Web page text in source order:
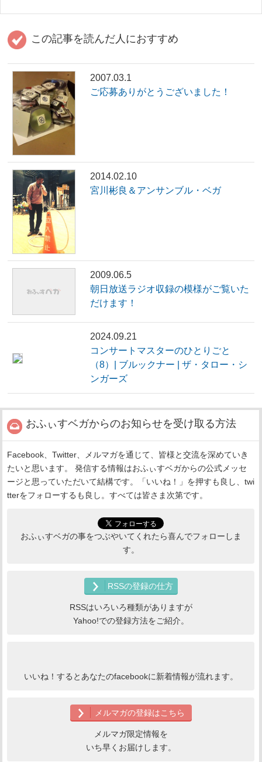
この記事を読んだ人におすすめ
2007.03.1
ご応募ありがとうございました！
2014.02.10
宮川彬良＆アンサンブル・ベガ
2009.06.5
朝日放送ラジオ収録の模様がご覧いた
だけます！
2024.09.21
コンサートマスターのひとりごと
（8）| ブルックナー | ザ・タロー・シ
ンガーズ
おふぃすベガからのお知らせを受け取る方法
Facebook、Twitter、メルマガを通じて、皆様と交流を深めていき
たいと思います。 発信する情報はおふぃすベガからの公式メッセ
ージと思っていただいて結構です。「いいね！」を押すも良し、twi
tterをフォローするも良し。すべては皆さま次第です。
おふぃすベガの事をつぶやいてくれたら喜んでフォローしま
す。
RSSの登録の仕方
RSSはいろいろ種類がありますが
Yahoo!での登録方法をご紹介。
いいね！するとあなたのfacebookに新着情報が流れます。
メルマガの登録はこちら
メルマガ限定情報を
いち早くお届けします。